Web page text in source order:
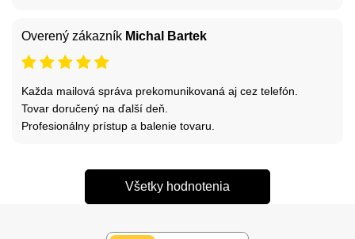
Overený zákazník Michal Bartek
Každa mailová správa prekomunikovaná aj cez telefón.
Tovar doručený na ďalší deň.
Profesionálny prístup a balenie tovaru.
Všetky hodnotenia